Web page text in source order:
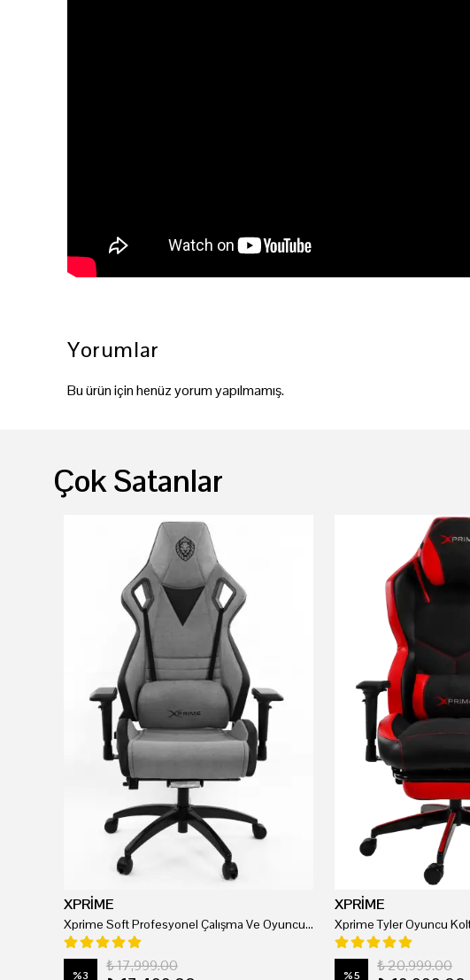
Yorumlar
Bu ürün için henüz yorum yapılmamış.
Çok Satanlar
XPRİME
Xprime Soft Profesyonel Çalışma Ve Oyuncu Koltuğu
%3
₺ 17,999.00
XPRİME
%5
₺ 20,999.00